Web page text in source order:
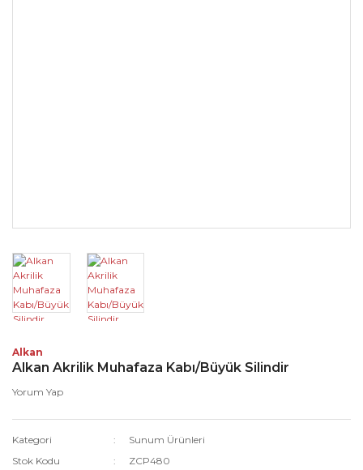
Alkan
Alkan Akrilik Muhafaza Kabı/Büyük Silindir
Yorum Yap
Kategori
Sunum Ürünleri
Stok Kodu
ZCP480